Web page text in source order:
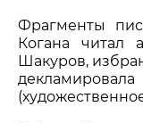
Фрагменты
Когана читал
Шакуров,